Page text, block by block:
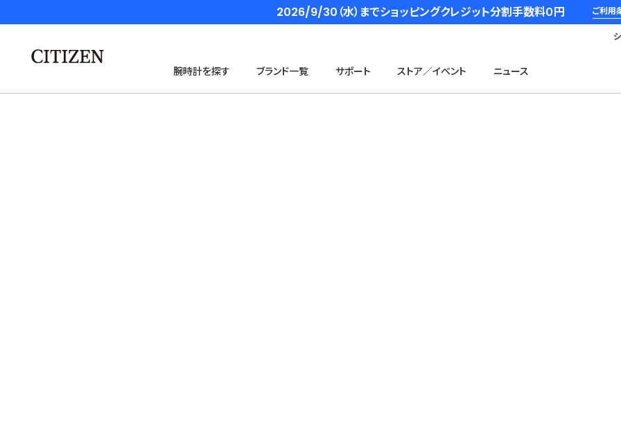
2026/9/30（水）までショッピングクレジット分割手数料０円 ご利用
腕時計を探す ブランド一覧 サポート ストア／イベント ニュース